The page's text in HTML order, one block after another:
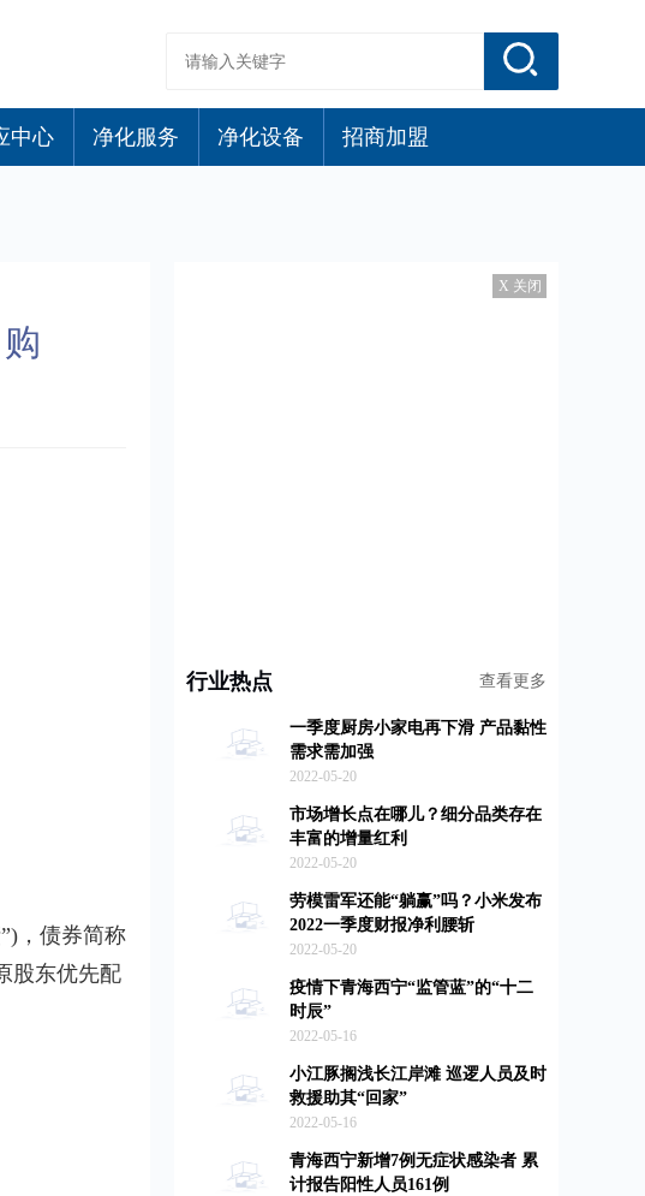
中心 净化服务 净化设备 招商加盟
，债券简称
股东优先配
X 关闭
行业热点 查看更多
一季度厨房小家电再下滑 产品黏性
需求需加强
2022-05-20
市场增长点在哪儿？细分品类存在
丰富的增量红利
2022-05-20
劳模雷军还能“躺赢”吗？小米发布
2022一季度财报净利腰斩
2022-05-20
疫情下青海西宁“监管蓝”的“十二
时辰”
2022-05-16
小江豚搁浅长江岸滩 巡逻人员及时
救援助其“回家”
2022-05-16
青海西宁新增7例无症状感染者 累
计报告阳性人员161例